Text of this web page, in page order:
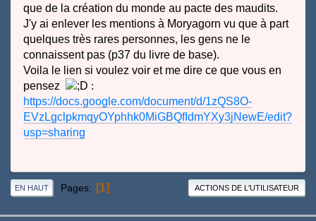
que de la création du monde au pacte des maudits.
J'y ai enlever les mentions à Moryagorn vu que à part
quelques très rares personnes, les gens ne le
connaissent pas (p37 du livre de base).
Voila le lien si voulez voir et me dire ce que vous en
pensez
:
https://docs.google.com/document/d/1zQS8O-
EVzLgclpkmqyOYphhk0MiGBQfIdmYXy3jNewE/edit?
usp=sharing
EN HAUT Pages 1 ACTIONS DE L'UTILISATEUR